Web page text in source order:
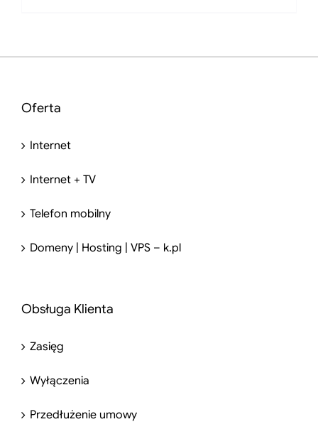
Oferta
Internet
Internet + TV
Telefon mobilny
Domeny | Hosting | VPS – k.pl
Obsługa Klienta
Zasięg
Wyłączenia
Przedłużenie umowy